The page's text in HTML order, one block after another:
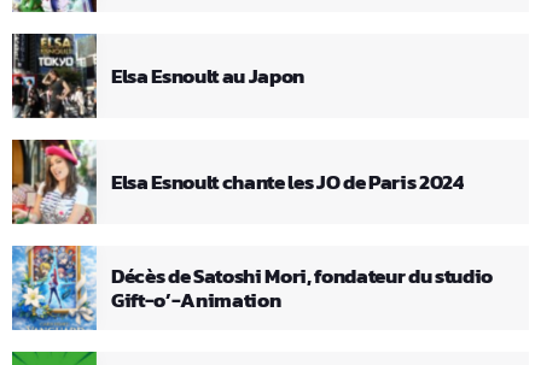
Elsa Esnoult au Japon
Elsa Esnoult chante les JO de Paris 2024
Décès de Satoshi Mori, fondateur du studio
Gift-o’-Animation